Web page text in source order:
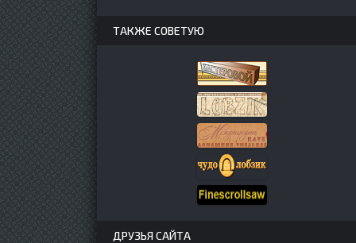
ТАКЖЕ СОВЕТУЮ
ДРУЗЬЯ САЙТА